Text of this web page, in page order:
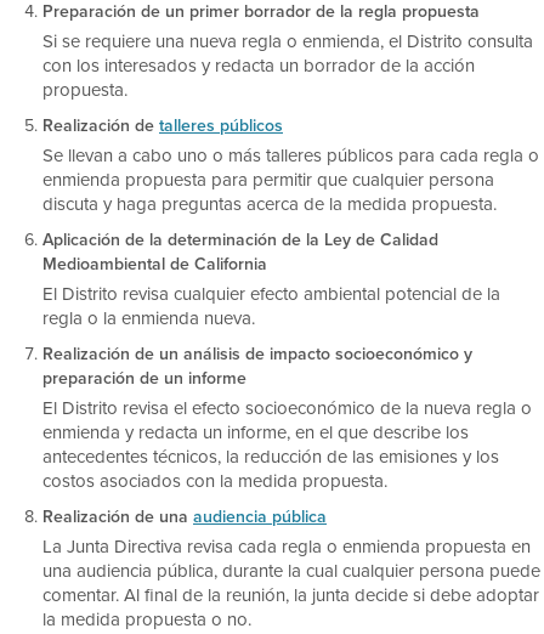
Preparación de un primer borrador de la regla propuesta
Si se requiere una nueva regla o enmienda, el Distrito consulta
con los interesados y redacta un borrador de la acción
propuesta.
Realización detalleres públicos
Se llevan a cabo uno o más talleres públicos para cada regla o
enmienda propuesta para permitir que cualquier persona
discuta y haga preguntas acerca de la medida propuesta.
Aplicación de la determinación de la Ley de Calidad
Medioambiental de California
El Distrito revisa cualquier efecto ambiental potencial de la
regla o la enmienda nueva.
Realización de un análisis de impacto socioeconómico y
preparación de un informe
El Distrito revisa el efecto socioeconómico de la nueva regla o
enmienda y redacta un informe, en el que describe los
antecedentes técnicos, la reducción de las emisiones y los
costos asociados con la medida propuesta.
Realización de una audiencia pública
La Junta Directiva revisa cada regla o enmienda propuesta en
una audiencia pública, durante la cual cualquier persona puede
comentar. Al final de la reunión, la junta decide si debe adoptar
la medida propuesta o no.